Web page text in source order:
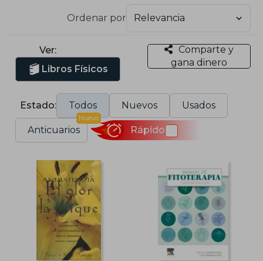
Ordenar por
Ver:
Libros Físicos
Comparte y
gana dinero
Estado: Todos Nuevos Usados
Anticuarios
Nuevo
Rápido